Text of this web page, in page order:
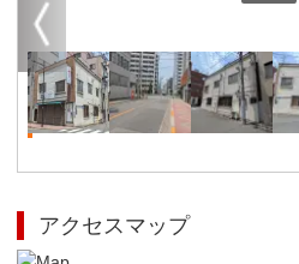
アクセスマップ